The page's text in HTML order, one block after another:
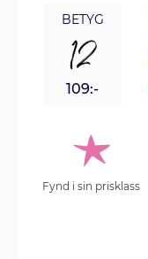
BETYG
12
109:-
Fynd i sin prisklass